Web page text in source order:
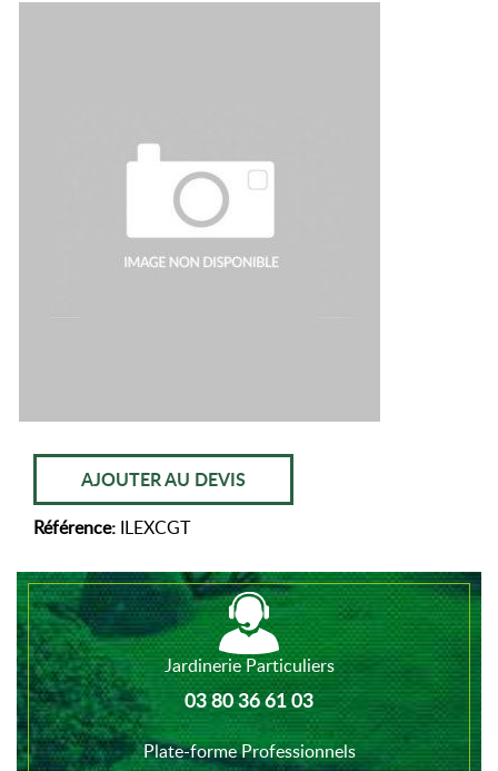
AJOUTER AU DEVIS
Référence: ILEXCGT
Jardinerie Particuliers
03 80 36 61 03
Plate-forme Professionnels